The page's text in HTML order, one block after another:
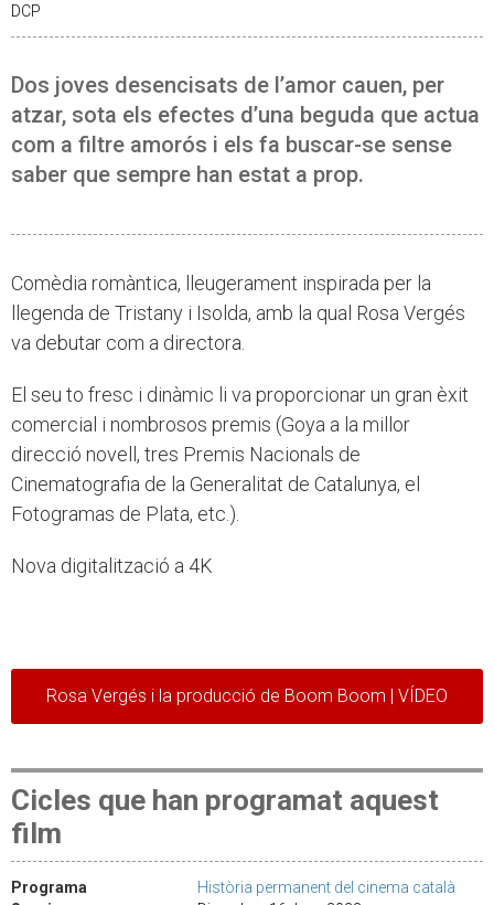
DCP
Dos joves desencisats de l’amor cauen, per
atzar, sota els efectes d’una beguda que actua
com a filtre amorós i els fa buscar-se sense
saber que sempre han estat a prop.
Comèdia romàntica, lleugerament inspirada per la
llegenda de Tristany i Isolda, amb la qual Rosa Vergés
va debutar com a directora.
El seu to fresc i dinàmic li va proporcionar un gran èxit
comercial i nombrosos premis (Goya a la millor
direcció novell, tres Premis Nacionals de
Cinematografia de la Generalitat de Catalunya, el
Fotogramas de Plata, etc.).
Nova digitalització a 4K
Rosa Vergés i la producció de Boom Boom | VÍDEO
Cicles que han programat aquest
film
Programa
Història permanent del cinema català